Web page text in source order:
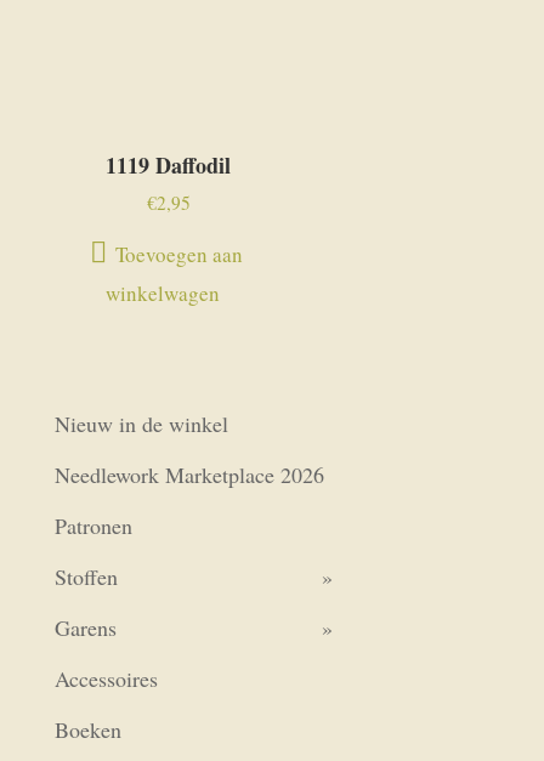
1119 Daffodil
€2,95
Toevoegen aan
winkelwagen
Nieuw in de winkel
Needlework Marketplace 2026
Patronen
Stoffen
Garens
Accessoires
Boeken